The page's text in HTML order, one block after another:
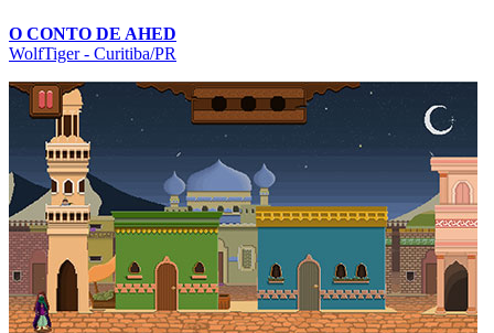
O CONTO DE AHED
WolfTiger - Curitiba/PR